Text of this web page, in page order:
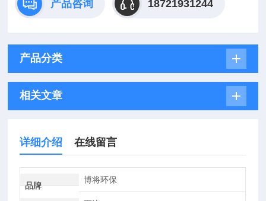
产品咨询 18721931244
产品分类
相关文章
详细介绍 在线留言
品牌
博将环保